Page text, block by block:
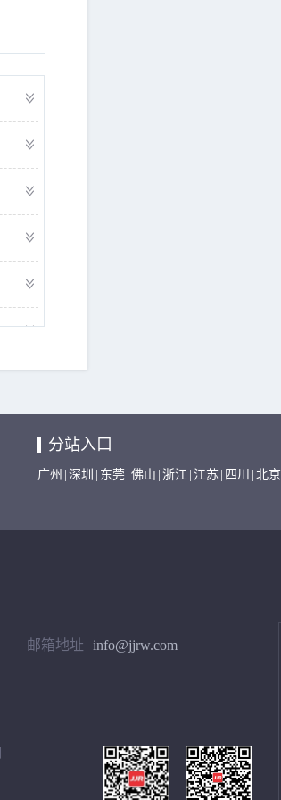
分站入口
广州 深圳 东莞 佛山 浙江 江苏 四川 北京
邮箱地址 info@jjrw.com